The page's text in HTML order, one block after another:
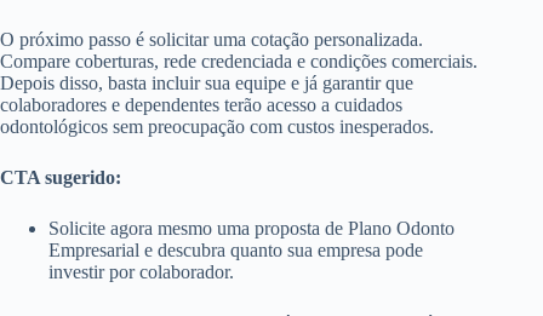
O próximo passo é solicitar uma cotação personalizada.
Compare coberturas, rede credenciada e condições comerciais.
Depois disso, basta incluir sua equipe e já garantir que
colaboradores e dependentes terão acesso a cuidados
odontológicos sem preocupação com custos inesperados.
CTA sugerido:
Solicite agora mesmo uma proposta de Plano Odonto
Empresarial e descubra quanto sua empresa pode
investir por colaborador.